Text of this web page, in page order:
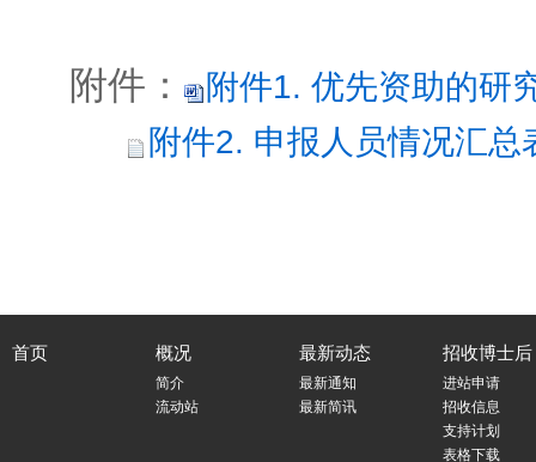
附件：
附件1. 优先资助的研
附件2. 申报人员情况汇总
首页 概况
简介
流动站
最新动态
最新通知
最新简讯
招收博士后
进站申请
招收信息
支持计划
表格下载